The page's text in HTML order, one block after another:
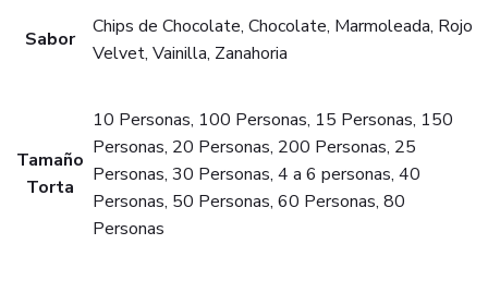
Sabor
Chips de Chocolate, Chocolate, Marmoleada, Rojo
Velvet, Vainilla, Zanahoria
Tamaño
Torta
10 Personas, 100 Personas, 15 Personas, 150
Personas, 20 Personas, 200 Personas, 25
Personas, 30 Personas, 4 a 6 personas, 40
Personas, 50 Personas, 60 Personas, 80
Personas